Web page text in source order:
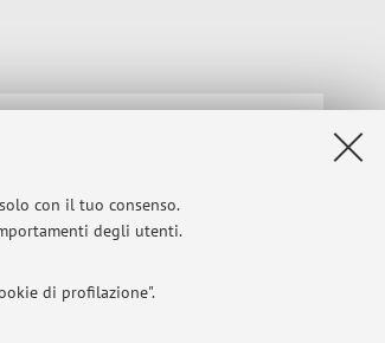
con il tuo consenso.
degli utenti.
di profilazione".